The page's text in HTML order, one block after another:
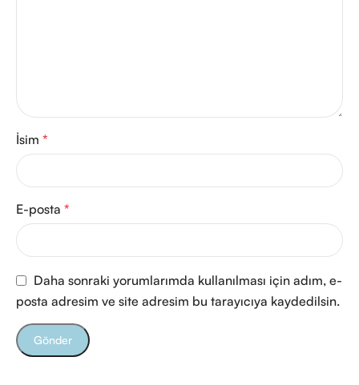
İsim *
E-posta *
Daha sonraki yorumlarımda kullanılması için adım, e-
posta adresim ve site adresim bu tarayıcıya kaydedilsin.